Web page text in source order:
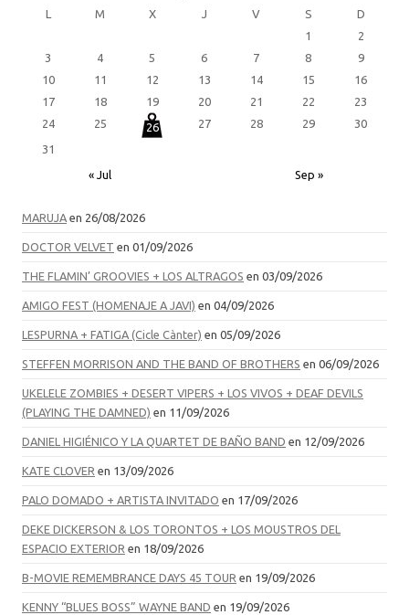
L
M X J V S D
« Jul Sep »
1
2
3
4 5 6 7 8
9
10
11 12 13 14 15
16
17
18 19 20 21 22
23
24
25 26 27 28 29
30
31
MARUJA en 26/08/2026
DOCTOR VELVET en 01/09/2026
THE FLAMIN’ GROOVIES + LOS ALTRAGOS en 03/09/2026
AMIGO FEST (HOMENAJE A JAVI) en 04/09/2026
LESPURNA + FATIGA (Cicle Cànter) en 05/09/2026
STEFFEN MORRISON AND THE BAND OF BROTHERS en 06/09/2026
UKELELE ZOMBIES + DESERT VIPERS + LOS VIVOS + DEAF DEVILS
(PLAYING THE DAMNED) en 11/09/2026
DANIEL HIGIÉNICO Y LA QUARTET DE BAÑO BAND en 12/09/2026
KATE CLOVER en 13/09/2026
PALO DOMADO + ARTISTA INVITADO en 17/09/2026
DEKE DICKERSON & LOS TORONTOS + LOS MOUSTROS DEL
ESPACIO EXTERIOR en 18/09/2026
B-MOVIE REMEMBRANCE DAYS 45 TOUR en 19/09/2026
KENNY “BLUES BOSS” WAYNE BAND en 19/09/2026